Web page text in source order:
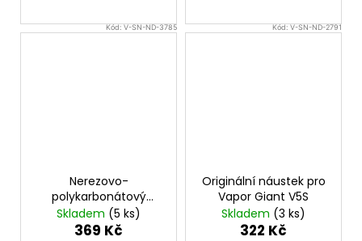
Kód: V-SN-ND-3785
Nerezovo-
polykarbonátový
náustek pro Vapor
Giant Kronos 2 S RTA
Skladem (5 ks)
369 Kč
Kód: V-SN-ND-2791
Originální náustek pro
Vapor Giant V5S
Skladem (3 ks)
322 Kč